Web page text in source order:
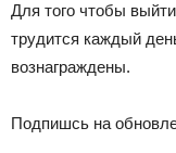
Для того чтобы
трудится каждый
вознаграждены.
Подпишсь на